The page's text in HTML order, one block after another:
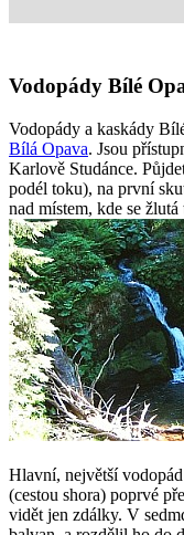
Vodopády Bílé
Vodopády a kaskády
Bílá Opava. Jsou
Karlově Studánce.
podél toku), na první
nad místem, kde se
Hlavní, největší
(cestou shora) poprvé
vidět jen zdálky. V